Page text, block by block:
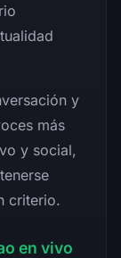
y
más
y social,
criterio.
en vivo